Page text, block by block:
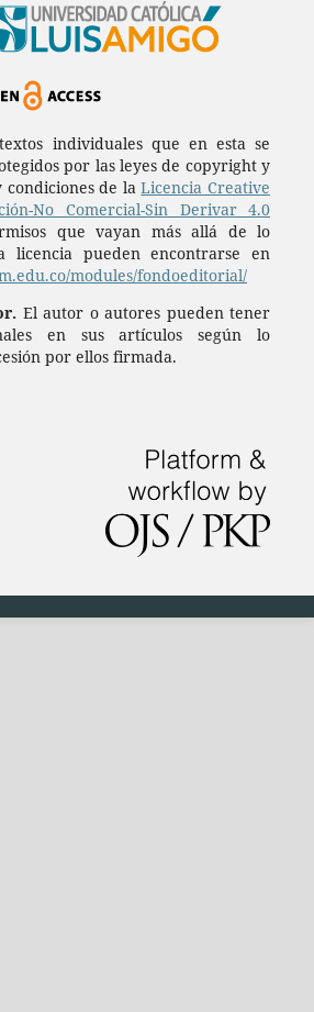
individuales que en esta se
por las leyes de copyright y
condiciones de laLicencia Creative
No Comercial-Sin Derivar 4.0
que vayan más allá de lo
licencia pueden encontrarse en
modules/fondoeditorial/
El autor o autores pueden tener
en sus artículos según lo
por ellos firmada.